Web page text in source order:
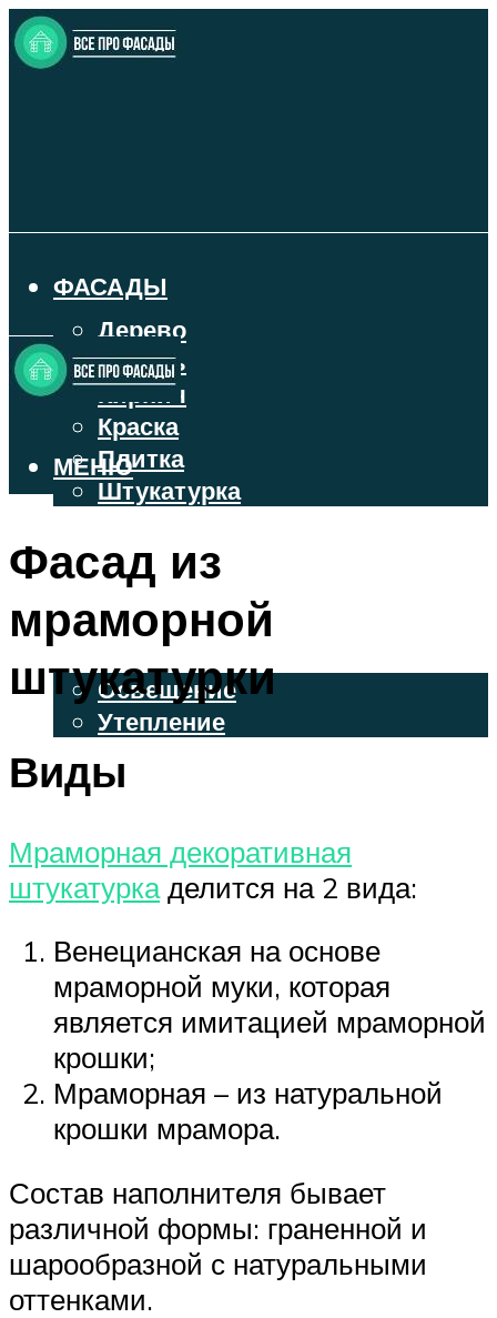
ФАСАДЫ
Дерево
Камень
Кирпич
Краска
Плитка
Штукатурка
ФАСАДНЫЙ САЙДИНГ
ОСВЕЩЕНИЕ И УТЕПЛЕНИЕ
Освещение
Утепление
ДЕКОР
МЕНЮ
МЕНЮ
Фасад из
мраморной
штукатурки
Виды
Мраморная декоративная
штукатуркаделится на 2 вида:
Венецианская на основе
мраморной муки, которая
является имитацией мраморной
крошки;
Мраморная – из натуральной
крошки мрамора.
Состав наполнителя бывает
различной формы: граненной и
шарообразной с натуральными
оттенками.